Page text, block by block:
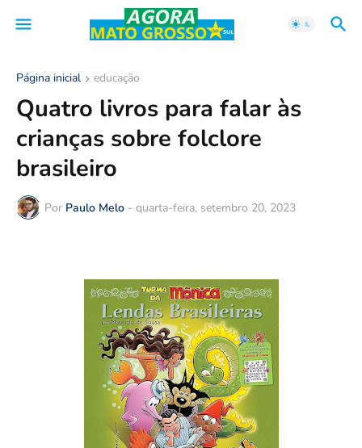
Página inicial educação
Quatro livros para falar às
crianças sobre folclore
brasileiro
Por Paulo Melo - quarta-feira, setembro 20, 2023